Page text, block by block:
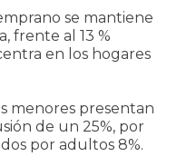
se mantiene
frente al 13 %
en los hogares
menores presentan
de un 25%, por
por adultos 8%.